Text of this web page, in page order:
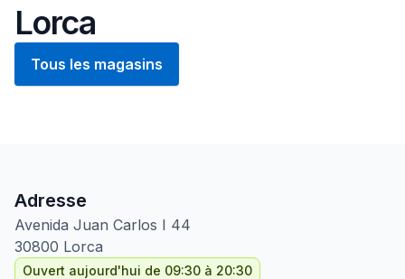
Lorca
Tous les magasins
Adresse
Avenida Juan Carlos I 44
30800 Lorca
Ouvert aujourd'hui de 09:30 à 20:30